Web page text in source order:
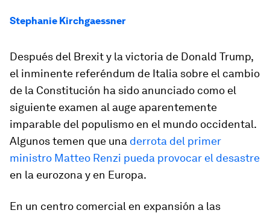
Stephanie Kirchgaessner
Después del Brexit y la victoria de Donald Trump,
el inminente referéndum de Italia sobre el cambio
de la Constitución ha sido anunciado como el
siguiente examen al auge aparentemente
imparable del populismo en el mundo occidental.
Algunos temen que una derrota del primer
ministro Matteo Renzi pueda provocar el desastre
en la eurozona y en Europa.
En un centro comercial en expansión a las